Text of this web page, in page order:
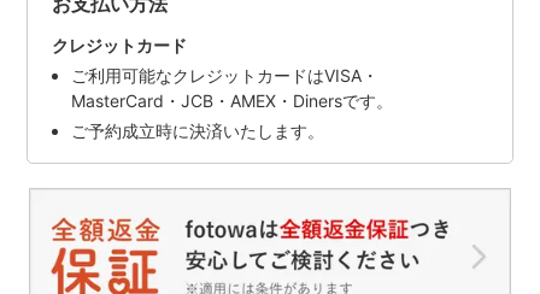
クレジットカード
ご利用可能なクレジットカードはVISA・
MasterCard・JCB・AMEX・Dinersです。
ご予約成立時に決済いたします。